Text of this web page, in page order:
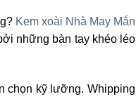
Kem xoài Nhà May Mắn
những bàn tay khéo léo
chọn kỹ lưỡng. Whipping